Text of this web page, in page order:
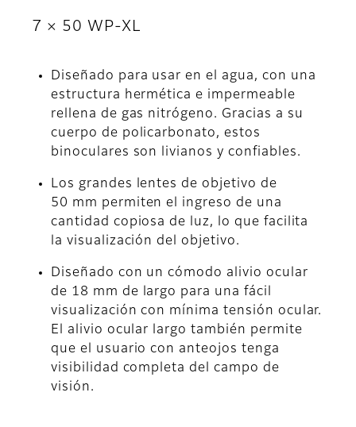
7 × 50 WP-XL
Diseñado para usar en el agua, con una
estructura hermética e impermeable
rellena de gas nitrógeno. Gracias a su
cuerpo de policarbonato, estos
binoculares son livianos y confiables.
Los grandes lentes de objetivo de
50 mm permiten el ingreso de una
cantidad copiosa de luz, lo que facilita
la visualización del objetivo.
Diseñado con un cómodo alivio ocular
de 18 mm de largo para una fácil
visualización con mínima tensión ocular.
El alivio ocular largo también permite
que el usuario con anteojos tenga
visibilidad completa del campo de
visión.